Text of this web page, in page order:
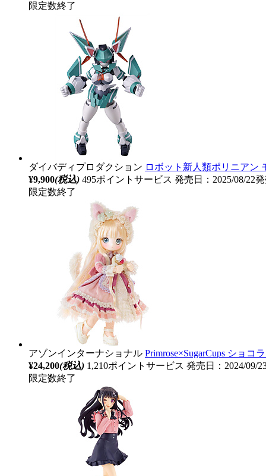
限定数終了
ダイバディプロダクション ロボット新人類ポリニアン
¥9,900(税込) 495ポイントサービス 発売日：2025/08/22
限定数終了
アゾンインターナショナル Primrose×SugarCups ショコ
¥24,200(税込) 1,210ポイントサービス 発売日：2024/09/
限定数終了